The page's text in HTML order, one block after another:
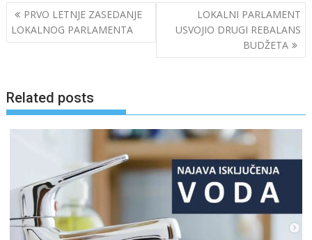
Post
navigation
PRVO LETNJE ZASEDANJE
LOKALNOG PARLAMENTA
LOKALNI PARLAMENT
USVOJIO DRUGI REBALANS
BUDŽETA
Related posts